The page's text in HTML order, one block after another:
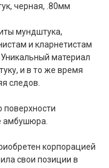
черная, .80мм
мундштука,
и кларнетистам
материал
и в то же время
следов.
амбушюра.
корпорацией
свои позиции в